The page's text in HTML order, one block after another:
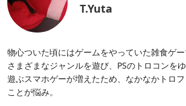
T.Yuta
物心ついた頃にはゲームをやっていた雑食ゲ
さまざまなジャンルを遊び、PSのトロコンを
遊ぶスマホゲーが増えたため、なかなかトロ
ことが悩み。